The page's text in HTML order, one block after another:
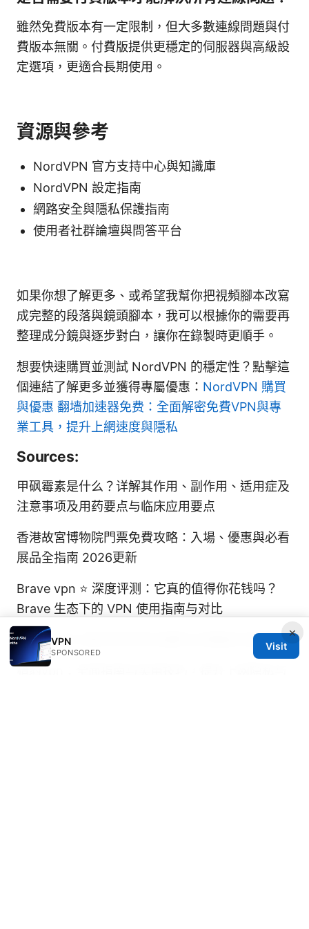
雖然免費版本有一定限制，但大多數連線問題與付
費版本無關。付費版提供更穩定的伺服器與高級設
定選項，更適合長期使用。
資源與參考
NordVPN 官方支持中心與知識庫
NordVPN 設定指南
網路安全與隱私保護指南
使用者社群論壇與問答平台
如果你想了解更多、或希望我幫你把視頻腳本改寫
成完整的段落與鏡頭腳本，我可以根據你的需要再
整理成分鏡與逐步對白，讓你在錄製時更順手。
想要快速購買並測試 NordVPN 的穩定性？點擊這
個連結了解更多並獲得專屬優惠： NordVPN 購買
與優惠 翻墙加速器免费：全面解密免費VPN與專
業工具，提升上網速度與隱私
Sources:
甲砜霉素是什么？详解其作用、副作用、适用症及
注意事项及用药要点与临床应用要点
香港故宮博物院門票免費攻略：入場、優惠與必看
展品全指南 2026更新
Brave vpn ⭐ 深度评测：它真的值得你花钱吗？
Brave 生态下的 VPN 使用指南与对比
反诘：VPN 使用中的常见误解与正确做法全解析
猎豹vpn：全面指南与实用技巧，提升上网隐私与
×
VPN
SPONSORED
Visit